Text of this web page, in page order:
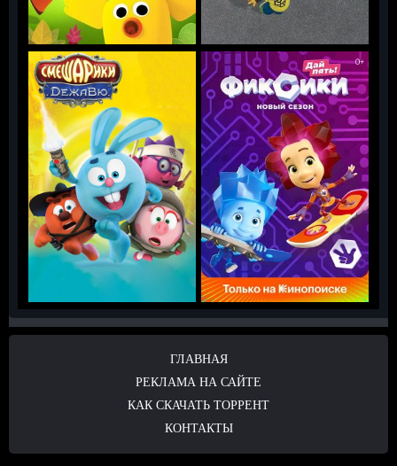
ГЛАВНАЯ
РЕКЛАМА НА САЙТЕ
КАК СКАЧАТЬ ТОРРЕНТ
КОНТАКТЫ